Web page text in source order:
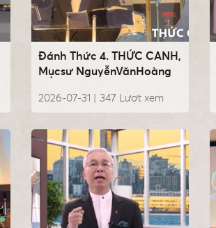
Đánh Thức 4. THỨC CANH,
Mụcsư NguyễnVănHoàng
2026-07-31 | Lượt xem
347